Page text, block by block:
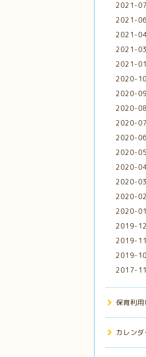
2021-07
2021-06
2021-04
2021-03
2021-01
2020-10
2020-09
2020-08
2020-07
2020-06
2020-05
2020-04
2020-03
2020-02
2020-01
2019-12
2019-11
2019-10
2017-11
保育利用
カレンダ